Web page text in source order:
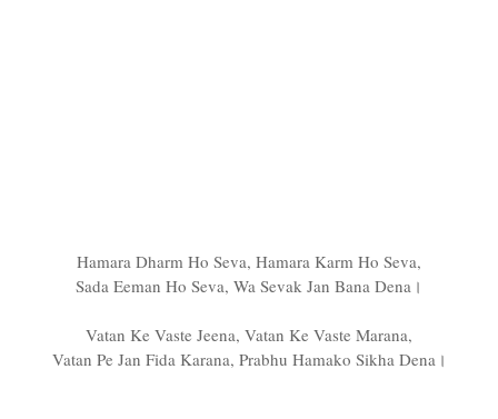
Hamara Dharm Ho Seva, Hamara Karm Ho Seva,
Sada Eeman Ho Seva, Wa Sevak Jan Bana Dena।
Vatan Ke Vaste Jeena, Vatan Ke Vaste Marana,
Vatan Pe Jan Fida Karana, Prabhu Hamako Sikha Dena।